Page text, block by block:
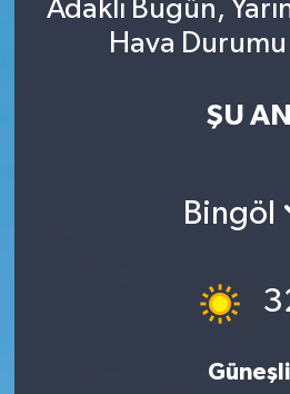
Adaklı Bugün,
Hava
ŞU AN
Bingöl
Güneşli